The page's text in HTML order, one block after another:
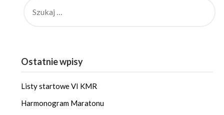
Ostatnie wpisy
Listy startowe VI KMR
Harmonogram Maratonu